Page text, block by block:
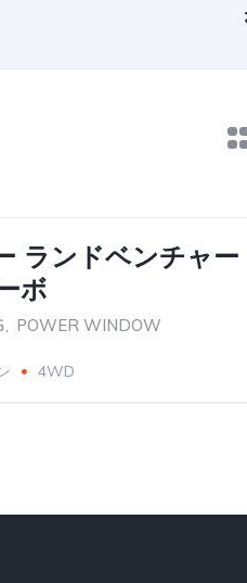
ランドベンチャ
ボ
, POWER WINDOW
4WD